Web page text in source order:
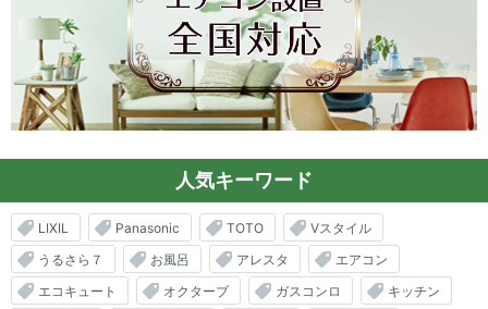
人気キーワード
LIXIL Panasonic TOTO
Vスタイル
うるさら７
お風呂 アレスタ
エアコン
エコキュート
オクターブ ガスコンロ
キッチン